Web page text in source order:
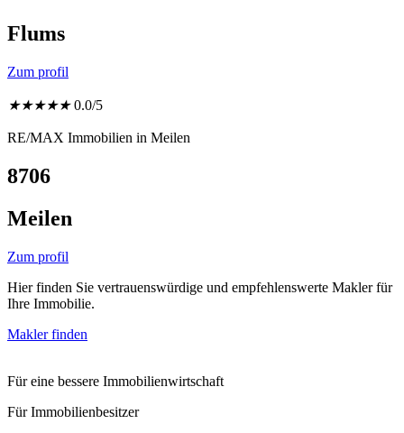
Flums
Zum profil
★★★★★ 0.0/5
RE/MAX Immobilien in Meilen
8706
Meilen
Zum profil
Hier finden Sie vertrauenswürdige und empfehlenswerte Makler für
Ihre Immobilie.
Makler finden
Für eine bessere Immobilienwirtschaft
Für Immobilienbesitzer